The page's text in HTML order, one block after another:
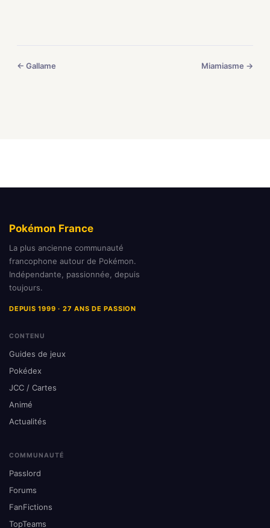
← Gallame Miamiasme →
Pokémon France
La plus ancienne communauté
francophone autour de Pokémon.
Indépendante, passionnée, depuis
toujours.
DEPUIS 1999 · 27 ANS DE PASSION
CONTENU
Guides de jeux
Pokédex
JCC / Cartes
Animé
Actualités
COMMUNAUTÉ
Passlord
Forums
FanFictions
TopTeams